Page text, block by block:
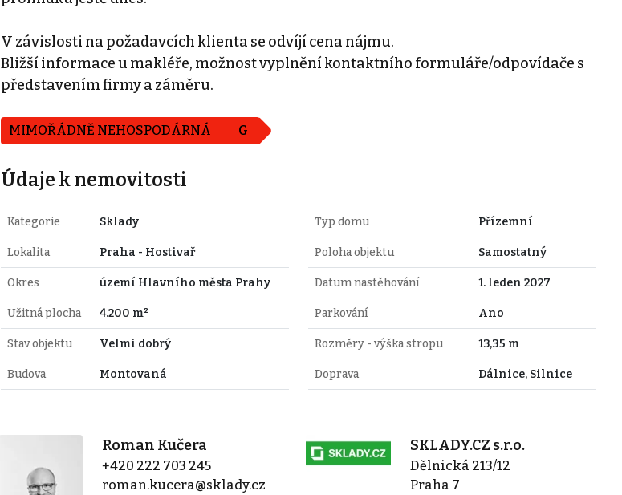
V závislosti na požadavcích klienta se odvíjí cena nájmu.
Bližší informace u makléře, možnost vyplnění kontaktního formuláře/odpovídače s
představením firmy a záměru.
MIMOŘÁDNĚ NEHOSPODÁRNÁ G
Údaje k nemovitosti
Kategorie Sklady
Lokalita Praha - Hostivař
Okres území Hlavního města Prahy
Užitná plocha 4.200 m²
Stav objektu Velmi dobrý
Budova Montovaná
Typ domu Přízemní
Poloha objektu Samostatný
Datum nastěhování 1. leden 2027
Parkování Ano
Rozměry - výška stropu 13,35 m
Doprava Dálnice, Silnice
Roman Kučera
+420 222 703 245
roman.kucera@sklady.cz
SKLADY.CZ s.r.o.
Dělnická 213/12
Praha 7